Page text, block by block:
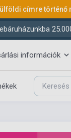
címre történő
információk